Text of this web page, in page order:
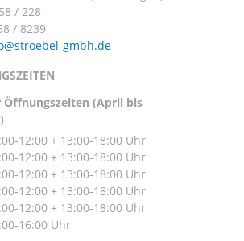
/ 228
/ 8239
Öffnungszeiten (April bis
12:00 + 13:00-18:00 Uhr
12:00 + 13:00-18:00 Uhr
12:00 + 13:00-18:00 Uhr
12:00 + 13:00-18:00 Uhr
12:00 + 13:00-18:00 Uhr
16:00 Uhr